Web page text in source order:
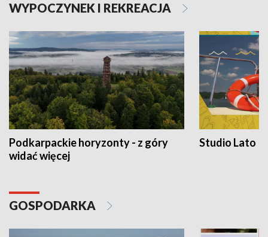
WYPOCZYNEK I REKREACJA
Podkarpackie horyzonty - z góry
widać więcej
Studio Lato
GOSPODARKA